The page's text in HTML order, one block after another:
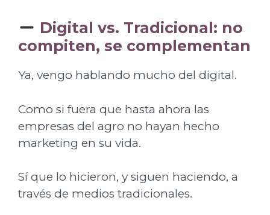
Digital vs. Tradicional: no
compiten, se complementan
Ya, vengo hablando mucho del digital.
Como si fuera que hasta ahora las
empresas del agro no hayan hecho
marketing en su vida.
Sí que lo hicieron, y siguen haciendo, a
través de medios tradicionales.